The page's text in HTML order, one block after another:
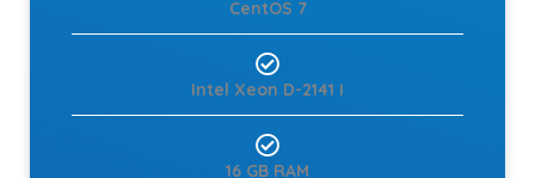
CentOS 7
Intel Xeon D-2141 I
16 GB RAM